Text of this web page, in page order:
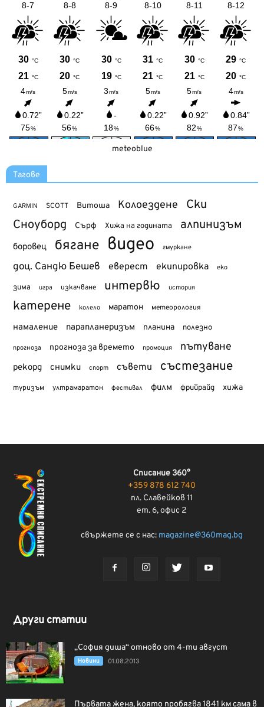
meteoblue
Тагове
GARMIN SCOTT Витоша Колоездене Ски
Сноуборд Сърф Хижа на годината алпинизъм
боровец бягане видео гмуркане
доц. Сандю Бешев еверест екипировка еко
зима игра изкачване интервю история
катерене колело маратон метеорология
намаление парапланеризъм планина полезно
прогноза прогноза за времето промоция пътуване
рекорд снимки спорт съвети състезание
туризъм ултрамаратон фестивал филм фрийрайд хижа
Списание 360°
+359 878 612 740
пл. Славейков 11
ет. 6, офис 2
свържете се с нас: magazine@360mag.bg
Други статии
„София диша“ отново от 4-ти август
Новини 01.08.2013
Първата жена, която пробягва 1841 км сама в